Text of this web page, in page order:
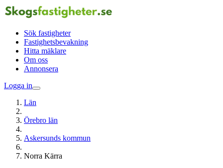
Sök fastigheter
Fastighetsbevakning
Hitta mäklare
Om oss
Annonsera
Logga in
Län
Örebro län
Askersunds kommun
Norra Kärra